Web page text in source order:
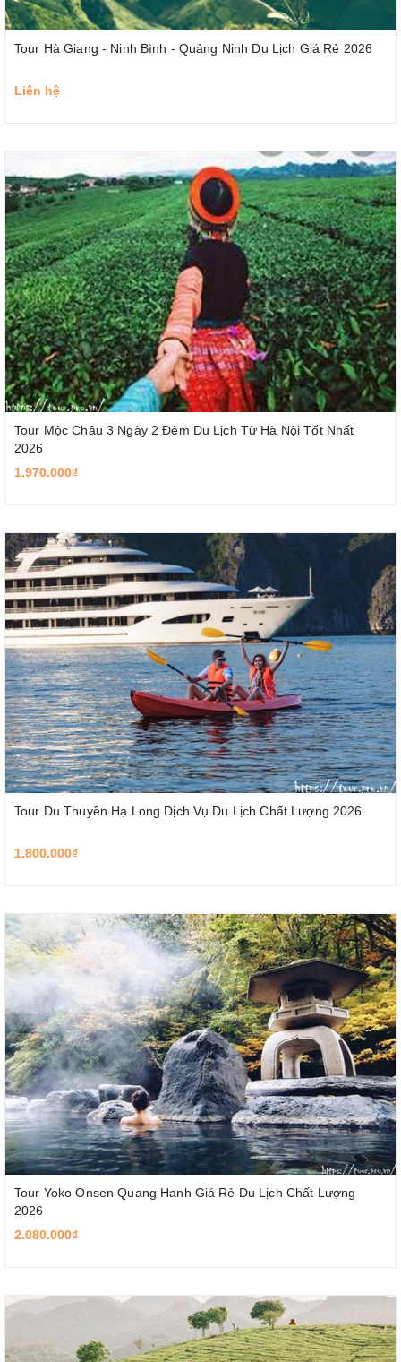
Tour Hà Giang - Ninh Bình - Quảng Ninh Du Lịch Giá Rẻ 2026
Liên hệ
Tour Mộc Châu 3 Ngày 2 Đêm Du Lịch Từ Hà Nội Tốt Nhất
2026
1.970.000₫
Tour Du Thuyền Hạ Long Dịch Vụ Du Lịch Chất Lượng 2026
1.800.000₫
Tour Yoko Onsen Quang Hanh Giá Rẻ Du Lịch Chất Lượng
2026
2.080.000₫